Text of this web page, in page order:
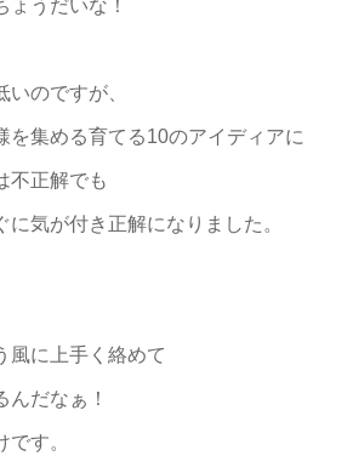
ょうだいな！
いのですが、
を集める育てる10のアイディアに
不正解でも
に気が付き正解になりました。
風に上手く絡めて
んだなぁ！
す。